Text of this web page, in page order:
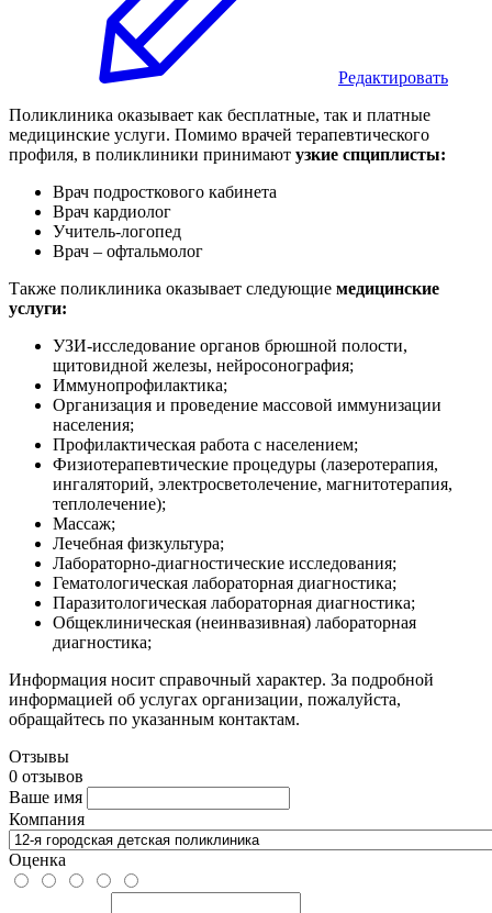
Редактировать
Поликлиника оказывает как бесплатные, так и платные
медицинские услуги. Помимо врачей терапевтического
профиля, в поликлиники принимают узкие спциплисты:
Врач подросткового кабинета
Врач кардиолог
Учитель-логопед
Врач – офтальмолог
Также поликлиника оказывает следующие медицинские
услуги:
УЗИ-исследование органов брюшной полости,
щитовидной железы, нейросонография;
Иммунопрофилактика;
Организация и проведение массовой иммунизации
населения;
Профилактическая работа с населением;
Физиотерапевтические процедуры (лазеротерапия,
ингаляторий, электросветолечение, магнитотерапия,
теплолечение);
Массаж;
Лечебная физкультура;
Лабораторно-диагностические исследования;
Гематологическая лабораторная диагностика;
Паразитологическая лабораторная диагностика;
Общеклиническая (неинвазивная) лабораторная
диагностика;
Информация носит справочный характер. За подробной
информацией об услугах организации, пожалуйста,
обращайтесь по указанным контактам.
Отзывы
0 отзывов
Ваше имя
Компания
Оценка